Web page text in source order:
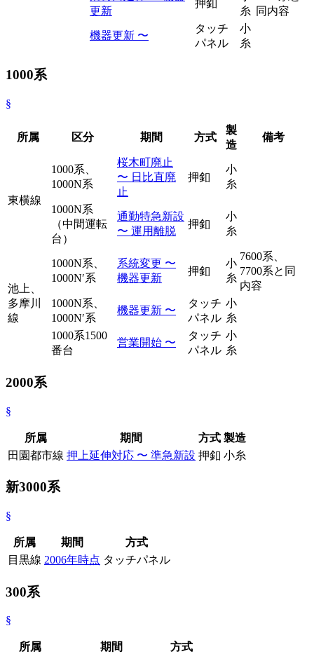
更新
押釦
糸 同内容
機器更新 〜
タッチ
パネル
小
糸
1000系
§
所属 区分 期間 方式
製
造
備考
東横線
1000系、
1000N系
桜木町廃止
〜 日比直廃
止
押釦
小
糸
1000N系
（中間運転
台）
通勤特急新設
〜 運用離脱
押釦
小
糸
池上、
多摩川
線
1000N系、
1000N′系
系統変更 〜
機器更新
押釦
小
糸
7600系、
7700系と同
内容
1000N系、
1000N′系
機器更新 〜
タッチ
パネル
小
糸
1000系1500
番台
営業開始 〜
タッチ
パネル
小
糸
2000系
§
所属 期間 方式 製造
田園都市線 押上延伸対応 〜 準急新設 押釦 小糸
新3000系
§
所属 期間
方式
目黒線 2006年時点 タッチパネル
300系
§
所属 期間 方式